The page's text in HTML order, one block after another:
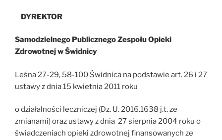
DYREKTOR
Samodzielnego Publicznego Zespołu Opieki
Zdrowotnej w Świdnicy
Leśna 27-29, 58-100 Świdnica na podstawie art. 26 i 27
ustawy z dnia 15 kwietnia 2011 roku
o działalności leczniczej (Dz. U. 2016.1638 j.t. ze
zmianami) oraz ustawy z dnia 27 sierpnia 2004 roku o
świadczeniach opieki zdrowotnej finansowanych ze